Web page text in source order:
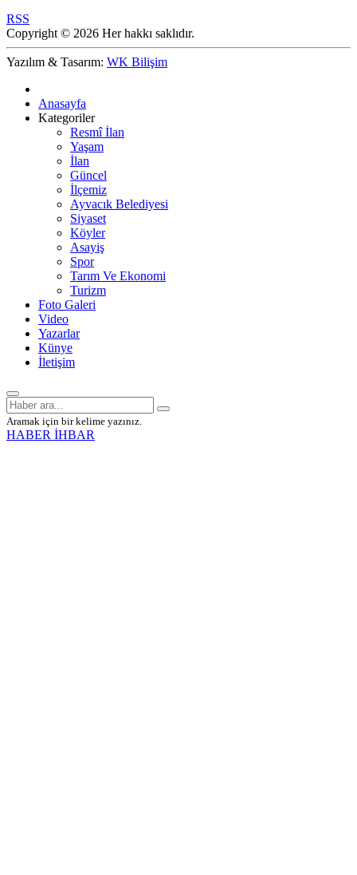
RSS
Copyright © 2026 Her hakkı saklıdır.
Yazılım & Tasarım: WK Bilişim
Anasayfa
Kategoriler
Resmî İlan
Yaşam
İlan
Güncel
İlçemiz
Ayvacık Belediyesi
Siyaset
Köyler
Asayiş
Spor
Tarım Ve Ekonomi
Turizm
Foto Galeri
Video
Yazarlar
Künye
İletişim
Aramak için bir kelime yazınız.
HABER İHBAR